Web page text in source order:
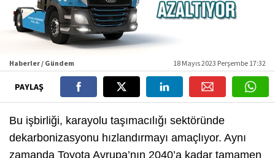
Haberler / Gündem 18 Mayıs 2023 Perşembe 17:32
PAYLAŞ
Bu işbirliği, karayolu taşımacılığı sektöründe
dekarbonizasyonu hızlandırmayı amaçlıyor. Aynı
zamanda Toyota Avrupa’nın 2040’a kadar tamamen